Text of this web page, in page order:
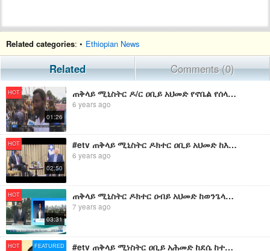
Related categories: • Ethiopian News
Related Comments (0)
HOT
01:26
ጠቅላይ ሚኒስትር ዶ/ር ዐቢይ አህመድ የኖቤል የሰላም ሽልማት በመሸለማቸው መደሰታቸውን የጊንጪና አካባቢዋ ነዋሪዎች ገለፁ፡፡
6 years ago
HOT
02:50
#etv ጠቅላይ ሚኒስትር ዶክተር ዐቢይ አህመድ ከእስራኤል ፕሬዚዳንት ረውቨን ሪቪሊን ጋር ተወያዩ።
6 years ago
HOT
03:31
ጠቅላይ ሚኒስትር ዶክተር ዐብይ አህመድ ከወንጌላውያን አብያተ ክርስትያናት መሪዎች ጋር ተወያዩ።
7 years ago
HOT FEATURED #etv ጠቅላይ ሚነስትር ዐቢይ አሕመድ ከደሴ ከተማና አካባቢዋ ከተውጣጡ የህብረተሰብ ክፍሎች ለተነሱ ጥያቄዎች የሰጡት ማብራሪያ